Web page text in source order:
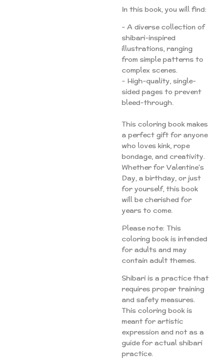
In this book, you will find:
- A diverse collection of
shibari-inspired
illustrations, ranging
from simple patterns to
complex scenes.
- High-quality, single-
sided pages to prevent
bleed-through.
This coloring book makes
a perfect gift for anyone
who loves kink, rope
bondage, and creativity.
Whether for Valentine's
Day, a birthday, or just
for yourself, this book
will be cherished for
years to come.
Please note: This
coloring book is intended
for adults and may
contain adult themes.
Shibari is a practice that
requires proper training
and safety measures.
This coloring book is
meant for artistic
expression and not as a
guide for actual shibari
practice.